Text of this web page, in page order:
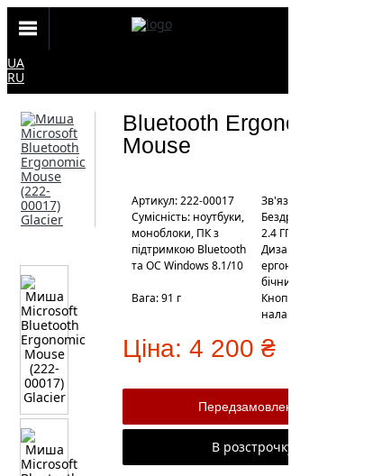
UA
RU
Bluetooth Ergonomic
Mouse
Артикул: 222-00017
Зв'язок: Bluetooth
Сумісність: ноутбуки,
моноблоки, ПК з
підтримкою Bluetooth
та OC Windows 8.1/10
Бездротове з'єднання:
2.4 ГГц
Дизайн:
ергономічний з
бічним вигином
Кнопки, що
налаштовуються: 2
Вага: 91 г
Ціна: 4 200 ₴
В розстрочку